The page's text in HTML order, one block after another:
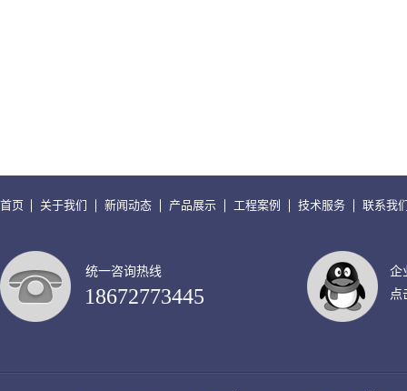
关于我们 新闻动态 产品展示 工程案例 技术服务 联系我
首页
统一咨询热线
18672773445
企
点